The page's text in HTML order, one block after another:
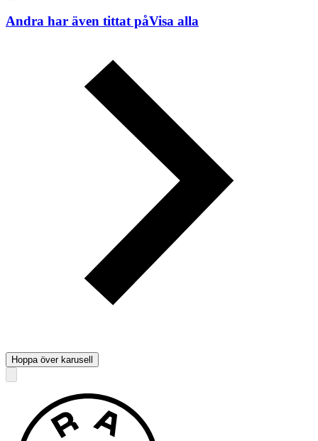
Andra har även tittat påVisa alla
Hoppa över karusell